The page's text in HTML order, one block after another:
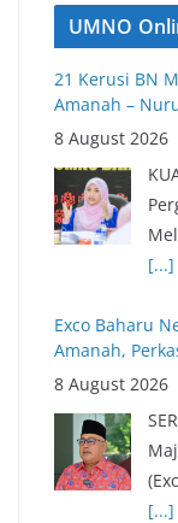
UMNO
21 Kerusi BN
Amanah –
8 August 2026
[...]
Exco Baharu
Amanah,
8 August 2026
[...]